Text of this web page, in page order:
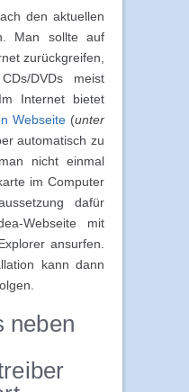
den aktuellen
Man sollte auf
zurückgreifen,
DVDs meist
Internet bietet
Webseite (unter
automatisch zu
nicht einmal
im Computer
dafür
Webseite mit
ansurfen.
kann dann
neben